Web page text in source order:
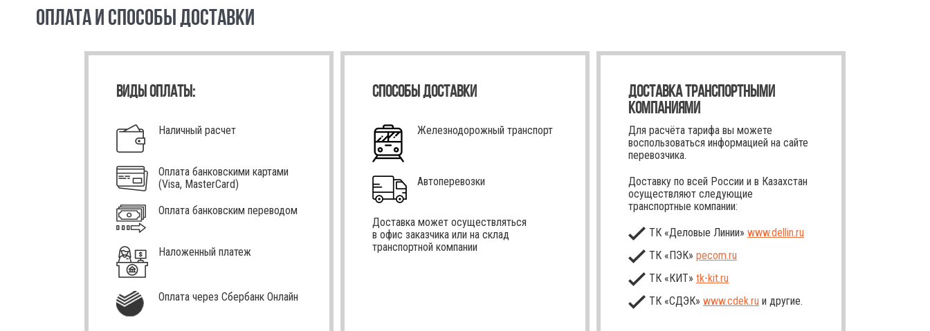
ОПЛАТА И СПОСОБЫ ДОСТАВКИ
ВИДЫ ОПЛАТЫ:
Наличный расчет
Оплата банковскими картами
(Visa, MasterCard)
Оплата банковским переводом
Наложенный платеж
Оплата через Сбербанк Онлайн
СПОСОБЫ ДОСТАВКИ
Железнодорожный транспорт
Автоперевозки
Доставка может осуществляться
в офис заказчика или на склад
транспортной компании
ДОСТАВКА ТРАНСПОРТНЫМИ
КОМПАНИЯМИ
Для расчёта тарифа вы можете
воспользоваться информацией на сайте
перевозчика.
Доставку по всей России и в Казахстан
осуществляют следующие
транспортные компании:
ТК «Деловые Линии» www.dellin.ru
ТК «ПЭК» pecom.ru
ТК «КИТ» tk-kit.ru
ТК «СДЭК» www.cdek.ru и другие.